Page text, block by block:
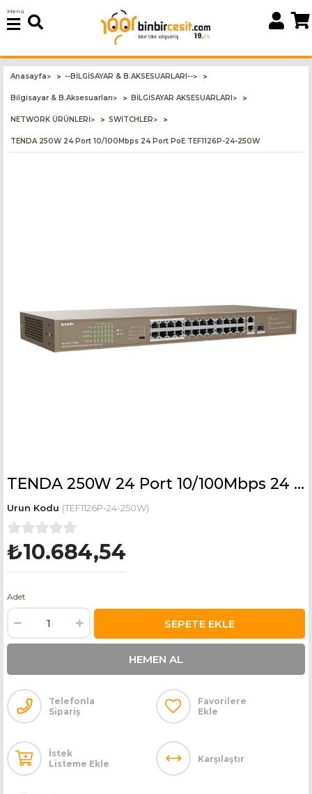
Menü
Anasayfa> --BİLGİSAYAR & B.AKSESUARLARI-->
Bilgisayar & B.Aksesuarları> BİLGİSAYAR AKSESUARLARI>
NETWORK ÜRÜNLERİ> SWİTCHLER>
TENDA 250W 24 Port 10/100Mbps 24 Port PoE TEF1126P-24-250W
TENDA 250W 24 Port 10/100Mbps 24 Port PoE TEF1126P-24-250W
(TEF1126P-24-250W)
₺10.684,54
Adet
Telefonla
Sipariş
Favorilere
Ekle
İstek
Listeme Ekle
Karşılaştır